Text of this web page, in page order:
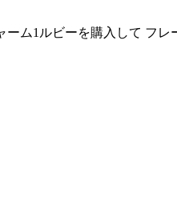
ム1ルビーを購入して フ